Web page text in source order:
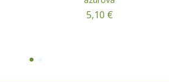
5,10 €
1